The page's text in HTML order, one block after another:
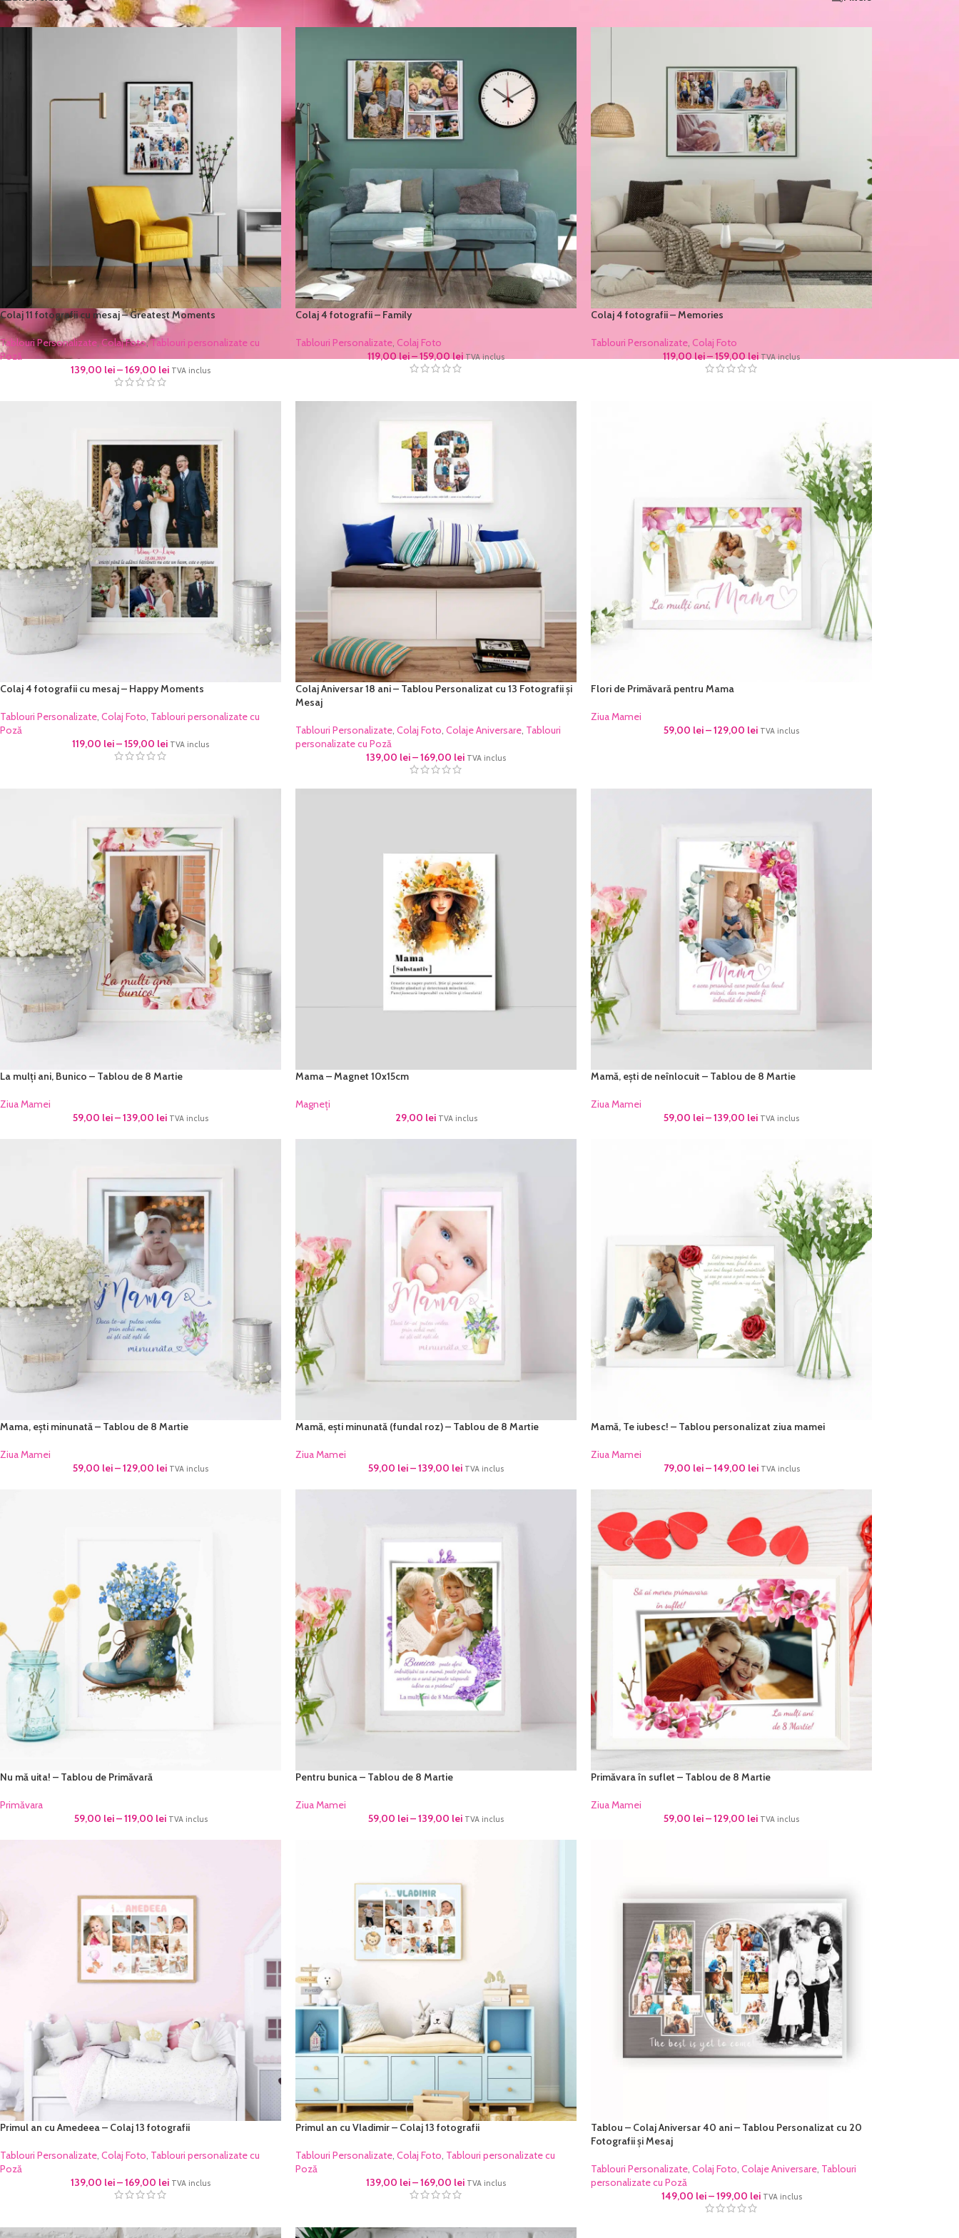
Colaj 11 fotografii cu mesaj – Greatest Moments
Tablouri Personalizate,Colaj Foto,Tablouri personalizate cu
Poză
139,00 lei–169,00 lei TVA inclus
Colaj 4 fotografii – Family
Tablouri Personalizate, Colaj Foto
119,00lei–159,00lei TVA inclus
Colaj 4 fotografii – Memories
Tablouri Personalizate, Colaj Foto
119,00lei–159,00lei TVA inclus
Colaj 4 fotografii cu mesaj – Happy Moments
Tablouri Personalizate, Colaj Foto, Tablouri personalizate cu
Poză
119,00 lei–159,00 lei TVA inclus
Colaj Aniversar 18 ani – Tablou Personalizat cu 13 Fotografii și
Mesaj
Tablouri Personalizate, Colaj Foto, Colaje Aniversare, Tablouri
personalizate cu Poză
139,00 lei–169,00 lei TVA inclus
Flori de Primăvară pentru Mama
Ziua Mamei
59,00 lei–129,00 lei TVA inclus
La mulți ani, Bunico – Tablou de 8 Martie
Ziua Mamei
59,00 lei–139,00 lei TVA inclus
Mama – Magnet 10x15cm
Magneți
29,00 lei TVA inclus
Mamă, ești de neînlocuit – Tablou de 8 Martie
Ziua Mamei
59,00 lei–139,00 lei TVA inclus
Mama, ești minunată – Tablou de 8 Martie
Ziua Mamei
59,00 lei–129,00 lei TVA inclus
Mamă, ești minunată (fundal roz) – Tablou de 8 Martie
Ziua Mamei
59,00 lei–139,00 lei TVA inclus
Mamă, Te iubesc! – Tablou personalizat ziua mamei
Ziua Mamei
79,00 lei–149,00 lei TVA inclus
Nu mă uita! – Tablou de Primăvară
Primăvara
59,00 lei–119,00 lei TVA inclus
Pentru bunica – Tablou de 8 Martie
Ziua Mamei
59,00 lei–139,00 lei TVA inclus
Primăvara în suflet – Tablou de 8 Martie
Ziua Mamei
59,00 lei–129,00 lei TVA inclus
Primul an cu Amedeea – Colaj 13 fotografii
Tablouri Personalizate, Colaj Foto, Tablouri personalizate cu
Poză
139,00 lei–169,00 lei TVA inclus
Primul an cu Vladimir – Colaj 13 fotografii
Tablouri Personalizate, Colaj Foto, Tablouri personalizate cu
Poză
139,00 lei–169,00 lei TVA inclus
Tablou – Colaj Aniversar 40 ani – Tablou Personalizat cu 20
Fotografii și Mesaj
Tablouri Personalizate, Colaj Foto, Colaje Aniversare, Tablouri
personalizate cu Poză
149,00 lei–199,00 lei TVA inclus